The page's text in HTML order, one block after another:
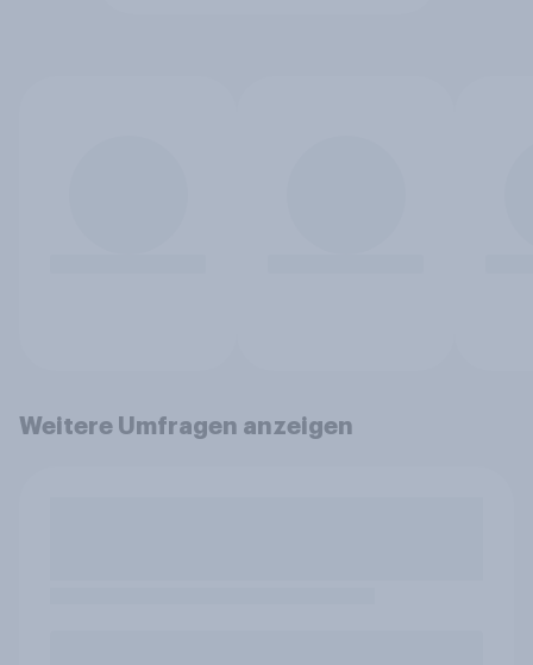
Weitere Umfragen anzeigen